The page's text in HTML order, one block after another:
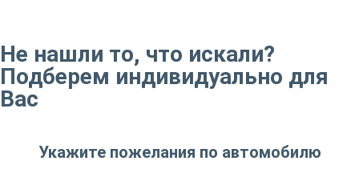
Не нашли то, что искали?
Подберем индивидуально для
Вас
Укажите пожелания по автомобилю